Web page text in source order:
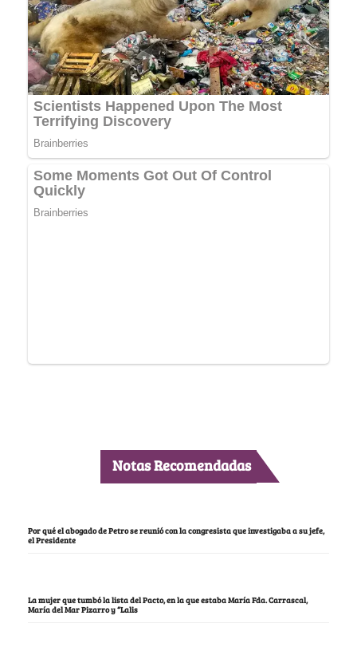
Notas Recomendadas
Por qué el abogado de Petro se reunió con la congresista que investigaba a su jefe,
el Presidente
La mujer que tumbó la lista del Pacto, en la que estaba María Fda. Carrascal,
María del Mar Pizarro y “Lalis